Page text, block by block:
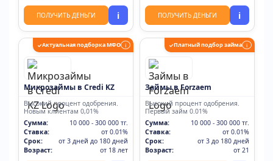
ПОЛУЧИТЬ ДЕНЬГИ i ПОЛУЧИТЬ ДЕНЬГИ i
✓Актуальная подборка МФО i
Микрозаймы в Credi KZ
Высокий процент одобрения.
Новым клиентам 0,01%
Сумма:
10 000 - 300 000 тг.
Ставка:
от 0.01%
Срок:
от 3 дней до 180 дней
Возраст:
от 18 лет
✓Платный подбор займа i
Займы в Forzaem
Высокий процент одобрения.
Первый займ 0.01%
Сумма:
10 000 - 300 000 тг.
Ставка:
от 0.01%
Срок:
от 3 до 180 дней
Возраст:
от 21